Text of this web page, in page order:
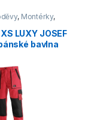
, Montérky,
LUXY JOSEF
bavlna